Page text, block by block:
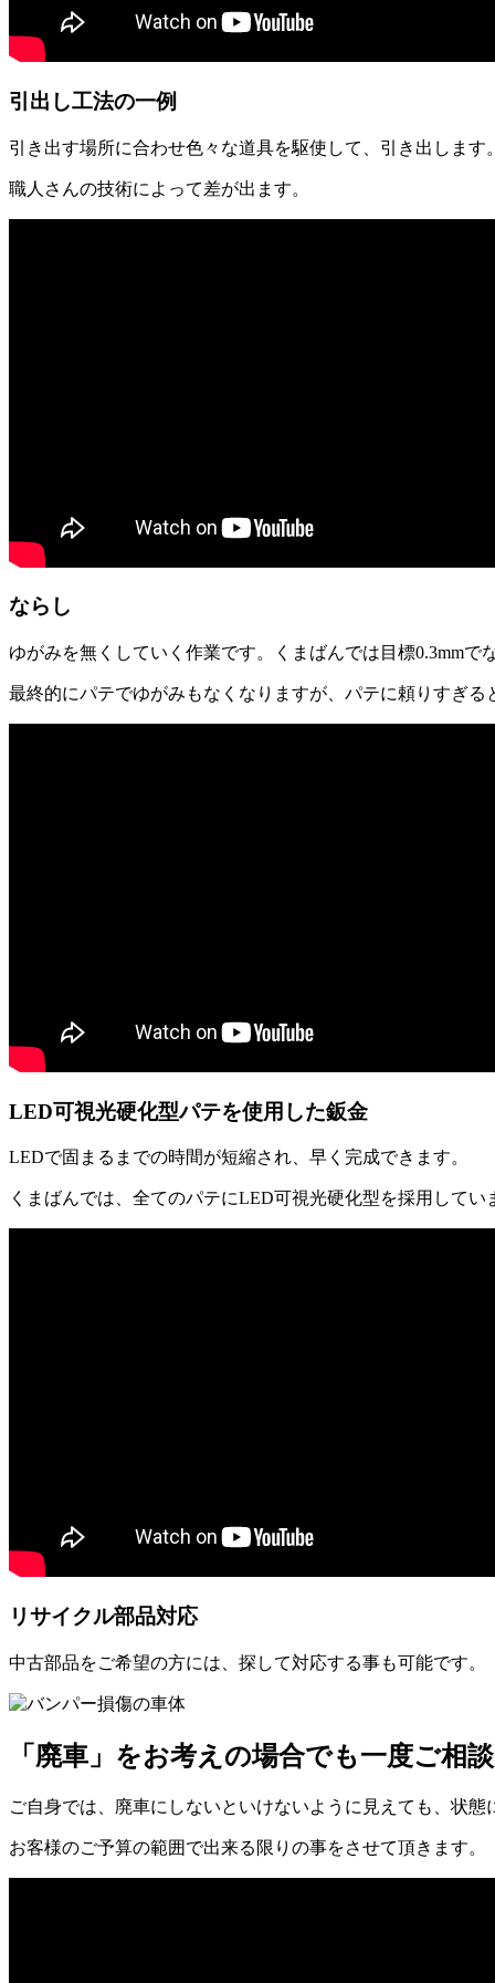
引出し工法の一例
引き出す場所に合わせ色々な道具を駆使して、引き出します
職人さんの技術によって差が出ます。
ならし
ゆがみを無くしていく作業です。くまばんでは目標0.3mmで
最終的にパテでゆがみもなくなりますが、パテに頼りすぎ
LED可視光硬化型パテを使用した鈑金
LEDで固まるまでの時間が短縮され、早く完成できます。
くまばんでは、全てのパテにLED可視光硬化型を採用してい
リサイクル部品対応
中古部品をご希望の方には、探して対応する事も可能です。
「廃車」をお考えの場合でも一度ご相
ご自身では、廃車にしないといけないように見えても、状
お客様のご予算の範囲で出来る限りの事をさせて頂きます。